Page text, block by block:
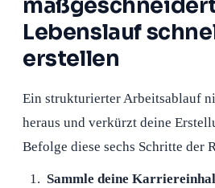
Lebenslauf
erstellen
Ein strukturierter Arbeitsablauf
heraus und verkürzt deine
Befolge diese sechs Schritte der
Sammle deine